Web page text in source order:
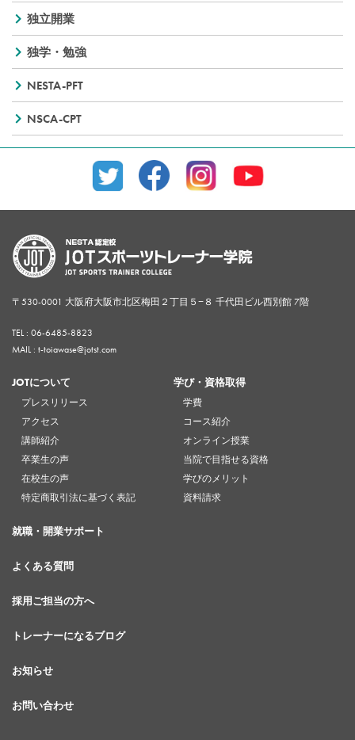
独立開業
独学・勉強
NESTA-PFT
NSCA-CPT
〒530-0001 大阪府大阪市北区梅田２丁目５−８ 千代田ビル西別館 7階
TEL : 06-6485-8823
MAIL : t-toiawase@jotst.com
JOTについて
プレスリリース
アクセス
講師紹介
卒業生の声
在校生の声
特定商取引法に基づく表記
学び・資格取得
学費
コース紹介
オンライン授業
当院で目指せる資格
学びのメリット
資料請求
就職・開業サポート
よくある質問
採用ご担当の方へ
トレーナーになるブログ
お知らせ
お問い合わせ